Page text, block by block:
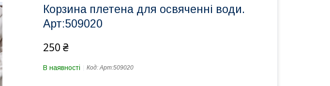
Корзина плетена для освяченні води.
Арт:509020
250 ₴
В наявності Код:Арт:509020